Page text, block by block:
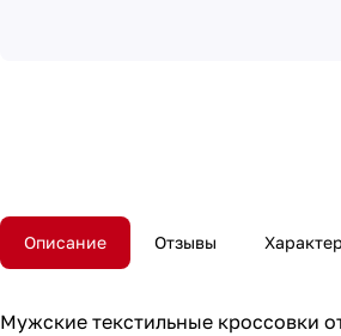
Описание Отзывы
Мужские текстильные кроссовки